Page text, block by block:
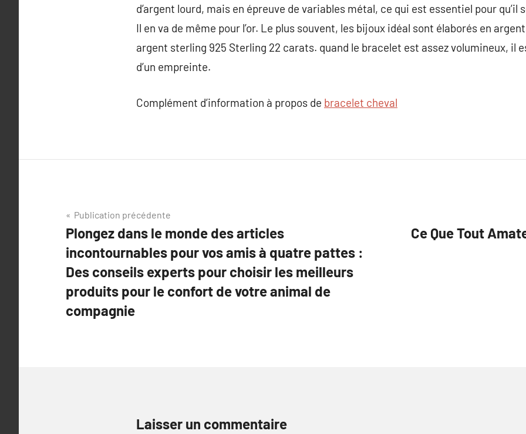
d’argent lourd, mais en épreuve de variables métal, ce qui est essentiel pour
Il en va de même pour l’or. Le plus souvent, les bijoux idéal sont élaborés en
argent sterling 925 Sterling 22 carats. quand le bracelet est assez volumineux, il
d’un empreinte.
Complément d’information à propos de bracelet cheval
Navigation
de
l’article
Publication précédente
Plongez dans le monde des articles
incontournables pour vos amis à quatre pattes :
Des conseils experts pour choisir les meilleurs
produits pour le confort de votre animal de
compagnie
Ce Que Tout
Laisser un commentaire